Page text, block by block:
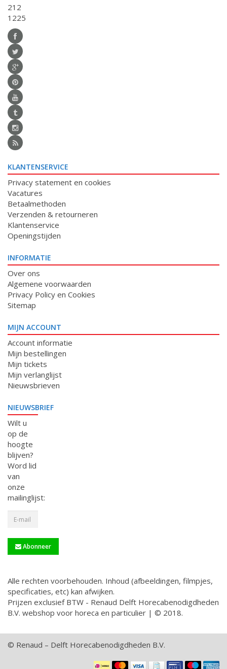
212
1225
KLANTENSERVICE
Privacy statement en cookies
Vacatures
Betaalmethoden
Verzenden & retourneren
Klantenservice
Openingstijden
INFORMATIE
Over ons
Algemene voorwaarden
Privacy Policy en Cookies
Sitemap
MIJN ACCOUNT
Account informatie
Mijn bestellingen
Mijn tickets
Mijn verlanglijst
Nieuwsbrieven
NIEUWSBRIEF
Wilt u
op de
hoogte
blijven?
Word lid
van
onze
mailinglijst:
Abonneer
Alle rechten voorbehouden. Inhoud (afbeeldingen, filmpjes,
specificaties, etc) kan afwijken.
Prijzen exclusief BTW - Renaud Delft Horecabenodigdheden
B.V. webshop voor horeca en particulier | © 2018.
© Renaud – Delft Horecabenodigdheden B.V.